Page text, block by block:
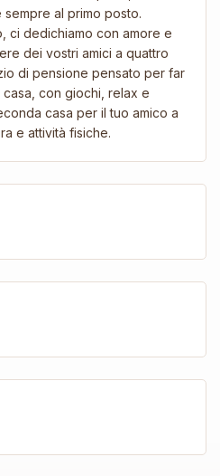
al primo posto.
ci dedichiamo con amore e
dei vostri amici a quattro
di pensione pensato per far
con giochi, relax e
casa per il tuo amico a
e attività fisiche.